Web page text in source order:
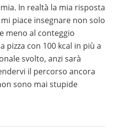
In realtà la mia risposta
piace insegnare non solo
meno al conteggio
pizza con 100 kcal in più a
svolto, anzi sarà
il percorso ancora
sono mai stupide